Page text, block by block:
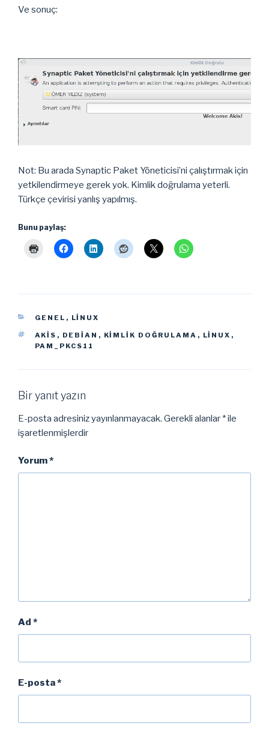
Ve sonuç:
Not: Bu arada Synaptic Paket Yöneticisi’ni çalıştırmak için
yetkilendirmeye gerek yok. Kimlik doğrulama yeterli.
Türkçe çevirisi yanlış yapılmış.
Bunu paylaş:
KATEGORILER
GENEL , LINUX
ETIKETLER
AKIS , DEBIAN , KIMLIK DOĞRULAMA , LINUX ,
PAM_PKCS11
Bir yanıt yazın
E-posta adresiniz yayınlanmayacak. Gerekli alanlar *ile
işaretlenmişlerdir
Yorum*
Ad *
E-posta*